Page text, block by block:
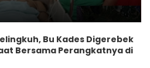
Bu Kades Digerebek
Bersama Perangkatnya di